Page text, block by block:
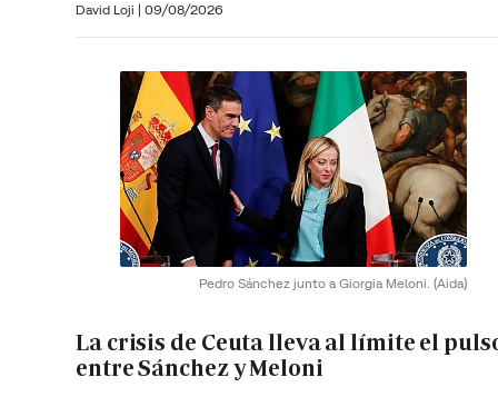
David Loji | 09/08/2026
Pedro Sánchez junto a Giorgia Meloni. (Aida)
La crisis de Ceuta lleva al límite el
entre Sánchez y Meloni